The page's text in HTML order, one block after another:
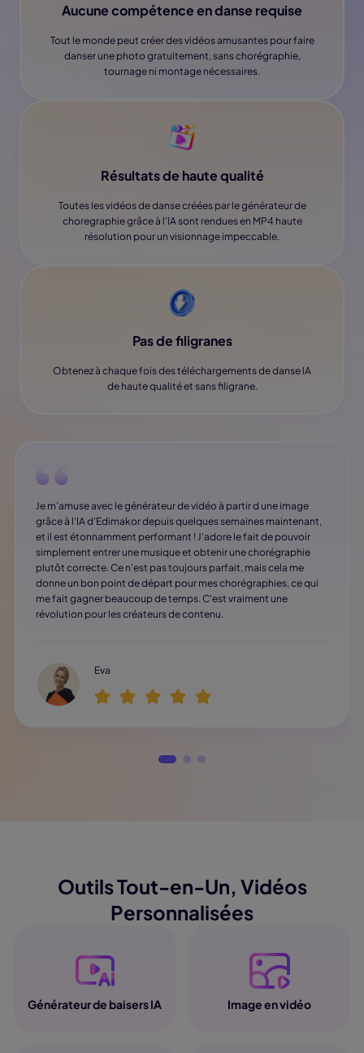
Aucune compétence en danse requise
Tout le monde peut créer des vidéos amusantes pour faire
danser une photo gratuitement, sans chorégraphie,
tournage ni montage nécessaires.
Résultats de haute qualité
Toutes les vidéos de danse créées par le générateur de
choregraphie grâce à l’lA sont rendues en MP4 haute
résolution pour un visionnage impeccable.
Pas de filigranes
Obtenez à chaque fois des téléchargements de danse lA
de haute qualité et sans filigrane.
Je m'amuse avec le générateur de vidéo à partir d une image
grâce à l’IA d’Edimakor depuis quelques semaines maintenant,
et il est étonnamment performant ! J'adore le fait de pouvoir
simplement entrer une musique et obtenir une chorégraphie
plutôt correcte. Ce n'est pas toujours parfait, mais cela me
donne un bon point de départ pour mes chorégraphies, ce qui
me fait gagner beaucoup de temps. C'est vraiment une
révolution pour les créateurs de contenu.
Eva
Outils Tout-en-Un, Vidéos
Personnalisées
Générateur de baisers IA Image en vidéo